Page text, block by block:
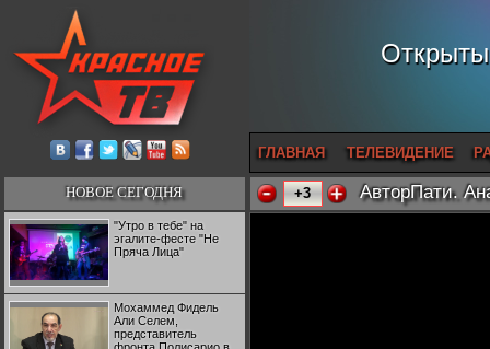
ГЛАВНАЯ ТЕЛЕВИДЕНИЕ
НОВОЕ СЕГОДНЯ
"Утро в тебе" на
эгалите-фесте "Не
Пряча Лица"
Мохаммед Фидель
Али Селем,
представитель
+3 АвторПати.